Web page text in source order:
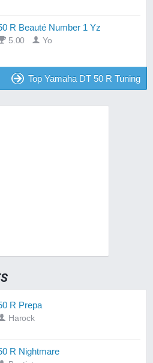
R Beauté Number 1 Yz
5.00 Yo
Top Yamaha DT 50 R Tuning
R Prepa
Harock
R Nightmare